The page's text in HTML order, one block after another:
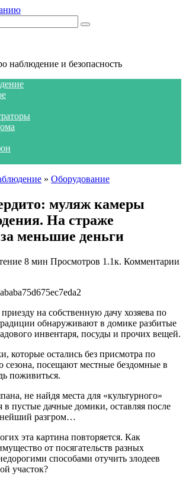
наблюдение и безопасность
» Оборудование
муляж камеры
На страже
меньшие деньги
8 мин Просмотров 1.1к. Комментарии
на собственную дачу хозяева по
обнаруживают в домике разбитые
инвентаря, посуды и прочих вещей.
которые остались без присмотра по
сезона, посещают местные бездомные в
поживиться.
не найдя места для «культурного»
в пустые дачные домики, оставляя после
разгром…
эта картина повторяется. Как
от посягательств разных
способами отучить злодеев
участок?